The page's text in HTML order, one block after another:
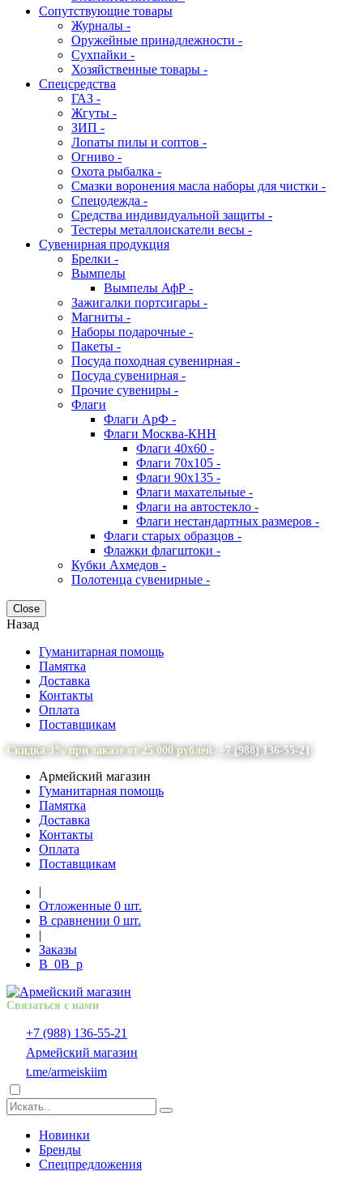
Сопутствующие товары
Журналы -
Оружейные принадлежности -
Сухпайки -
Хозяйственные товары -
Спецсредства
ГАЗ -
Жгуты -
ЗИП -
Лопаты пилы и соптов -
Огниво -
Охота рыбалка -
Смазки воронения масла наборы для чистки -
Спецодежда -
Средства индивидуальной защиты -
Тестеры металлоискатели весы -
Сувенирная продукция
Брелки -
Вымпелы
Вымпелы АфР -
Зажигалки портсигары -
Магниты -
Наборы подарочные -
Пакеты -
Посуда походная сувенирная -
Посуда сувенирная -
Прочие сувениры -
Флаги
Флаги АрФ -
Флаги Москва-КНН
Флаги 40х60 -
Флаги 70х105 -
Флаги 90х135 -
Флаги махательные -
Флаги на автостекло -
Флаги нестандартных размеров -
Флаги старых образцов -
Флажки флагштоки -
Кубки Ахмедов -
Полотенца сувенирные -
Close
Назад
Гуманитарная помощь
Памятка
Доставка
Контакты
Оплата
Поставщикам
Скидка 3% при заказе от 25 000 рублей. +7 (988) 136-55-21
Армейский магазин
Гуманитарная помощь
Памятка
Доставка
Контакты
Оплата
Поставщикам
|
Отложенные 0 шт.
В сравнении 0 шт.
|
Заказы
В 0В p
Связаться с нами
+7 (988) 136-55-21
Армейский магазин
t.me/armeiskiim
Новинки
Бренды
Спецпредложения